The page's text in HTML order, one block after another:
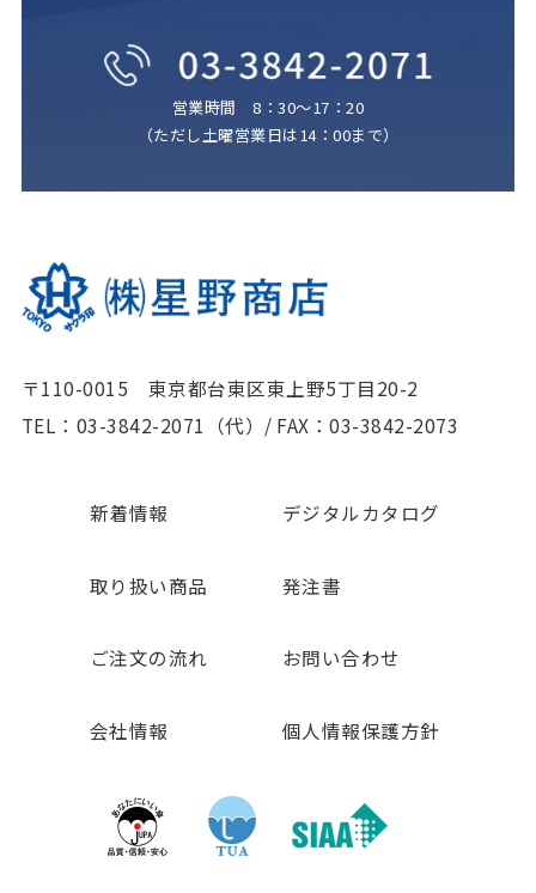
営業時間 8：30～17：20
（ただし土曜営業日は14：00まで）
〒110-0015 東京都台東区東上野5丁目20-2
TEL：03-3842-2071（代） / FAX：03-3842-2073
新着情報 デジタルカタログ
取り扱い商品 発注書
ご注文の流れ お問い合わせ
会社情報 個人情報保護方針